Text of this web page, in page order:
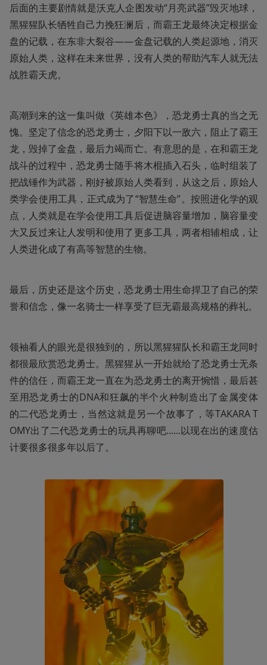
后面的主要剧情就是沃克人企图发动“月亮武器”毁灭地球，
黑猩猩队长牺牲自己力挽狂澜后，而霸王龙最终决定根据金
盘的记载，在东非大裂谷——金盘记载的人类起源地，消灭
原始人类，这样在未来世界，没有人类的帮助汽车人就无法
战胜霸天虎。
高潮到来的这一集叫做《英雄本色》，恐龙勇士真的当之无
愧。坚定了信念的恐龙勇士，夕阳下以一敌六，阻止了霸王
龙，毁掉了金盘，最后力竭而亡。有意思的是，在和霸王龙
战斗的过程中，恐龙勇士随手将木棍插入石头，临时组装了
把战锤作为武器，刚好被原始人类看到，从这之后，原始人
类学会使用工具，正式成为了“智慧生命”。按照进化学的观
点，人类就是在学会使用工具后促进脑容量增加，脑容量变
大又反过来让人发明和使用了更多工具，两者相辅相成，让
人类进化成了有高等智慧的生物。
最后，历史还是这个历史，恐龙勇士用生命捍卫了自己的荣
誉和信念，像一名骑士一样享受了巨无霸最高规格的葬礼。
领袖看人的眼光是很独到的，所以黑猩猩队长和霸王龙同时
都很最欣赏恐龙勇士。黑猩猩从一开始就给了恐龙勇士无条
件的信任，而霸王龙一直在为恐龙勇士的离开惋惜，最后甚
至用恐龙勇士的DNA和狂飙的半个火种制造出了金属变体
的二代恐龙勇士，当然这就是另一个故事了，等TAKARA T
OMY出了二代恐龙勇士的玩具再聊吧......以现在出的速度估
计要很多很多年以后了。